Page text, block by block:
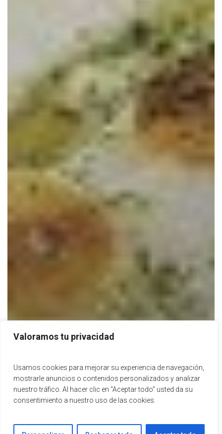
Valoramos tu privacidad
Usamos cookies para mejorar su experiencia de navegación,
mostrarle anuncios o contenidos personalizados y analizar
nuestro tráfico. Al hacer clic en “Aceptar todo” usted da su
consentimiento a nuestro uso de las cookies.